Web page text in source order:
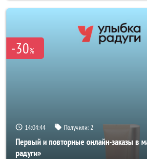
-30%
14:04:43 Получили:2
Первый и повторные онлайн-заказы в
радуги»